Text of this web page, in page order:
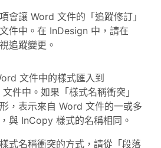
會讓 Word 文件的「追蹤修訂」
件中。在 InDesign 中，請在
追蹤變更。
文件中的樣式匯入到
件中。如果「樣式名稱衝突」
，表示來自 Word 文件的一或多
與 InCopy 樣式的名稱相同。
式名稱衝突的方式，請從「段落